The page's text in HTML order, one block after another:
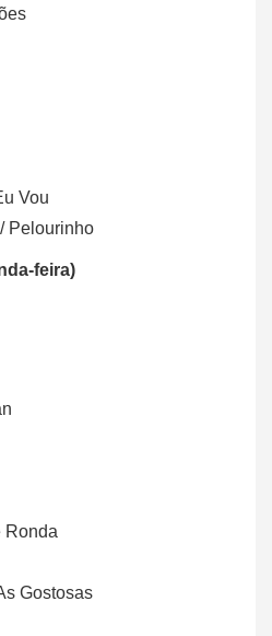
Vou
Pelourinho
feira)
Ronda
Gostosas